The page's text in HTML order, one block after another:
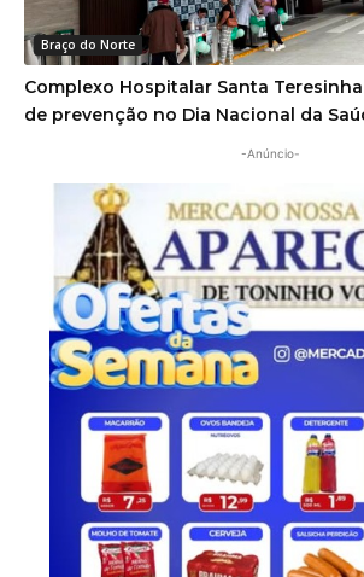
Braço do Norte
Complexo Hospitalar Santa
de prevenção no Dia Nacional da
-Anúncio-